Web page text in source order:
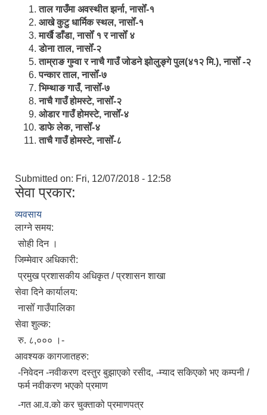
ताल गाउँमा अवस्थीत झर्ना, नासोँ-१
आखे कुटु धार्मिक स्थल, नासोँ-१
मार्खै डाँडा, नासोँ १ र नासोँ ४
डाेना ताल, नासोँ-२
ताम्राङ गुम्वा र नाचै गाउँ जोडने झोलुङ्गे पुल(४१२ मि.), नासोँ -२
पन्कार ताल, नासोँ-७
भिम्थाङ गाउँ, नासोँ-७
नाचै गाउँ होमस्टे, नासोँ-२
ओ‍‍‌डार गाउँ होमस्टे, नासोँ-४
डाफे लेक, नासोँ-४
ताचै गाउँ होमस्टे, नासोँ-८
Submitted on: Fri, 12/07/2018 - 12:58
सेवा प्रकार:
व्यवसाय
लाग्ने समय:
सोही दिन ।
जिम्मेवार अधिकारी:
प्रमुख प्रशासकीय अधिकृत / प्रशासन शाखा
सेवा दिने कार्यालय:
नासोँ गाउँपालिका
सेवा शुल्क:
रु. ८,००० ।-
आवश्यक कागजातहरु:
-निवेदन -नवीकरण दस्तुर बुझाएको रसीद, -म्याद सकिएको भए कम्पनी /
फर्म नवीकरण भएको प्रमाण
-गत आ.व.को कर चुक्ताको प्रमाणपत्र